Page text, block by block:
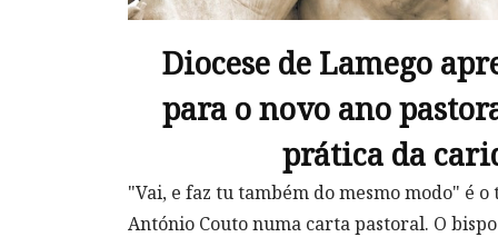
Diocese de Lamego
para o novo ano
prática da
"Vai, e faz tu também do mesmo modo" é
António Couto numa carta pastoral. O